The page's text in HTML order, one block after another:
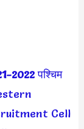
2022 पश्चिम
Cell